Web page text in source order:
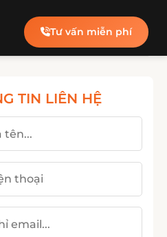
Tư vấn miễn phí
TIN LIÊN HỆ